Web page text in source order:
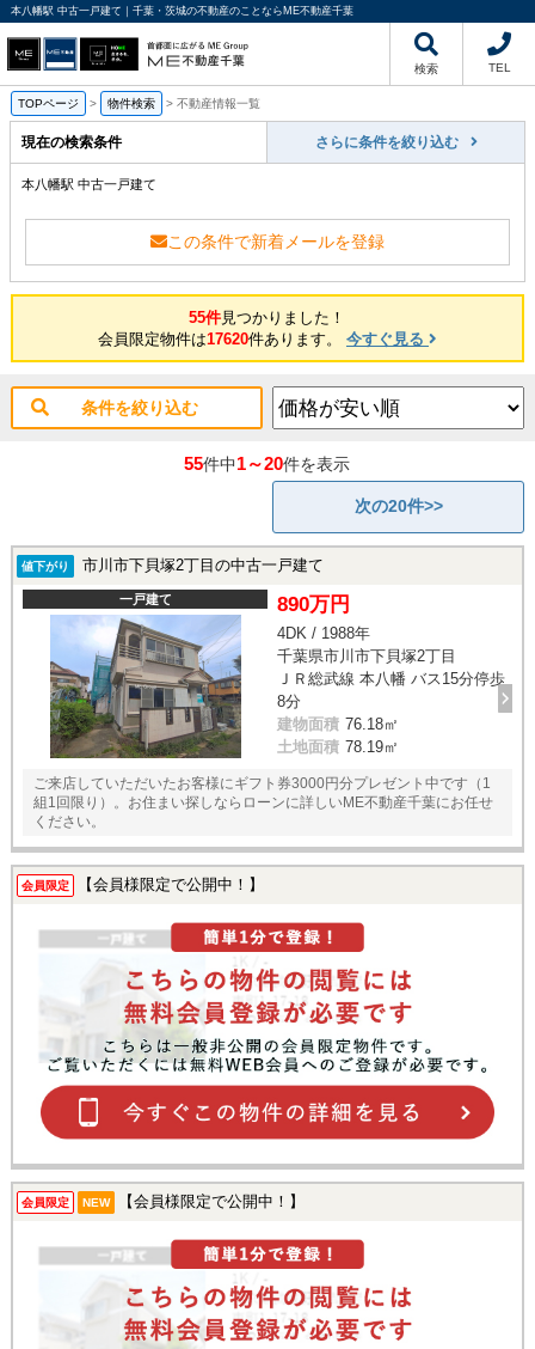
本八幡駅 中古一戸建て｜千葉・茨城の不動産のことならME不動産千葉
検索 TEL
TOPページ > 物件検索 > 不動産情報一覧
現在の検索条件 さらに条件を絞り込む
本八幡駅 中古一戸建て
この条件で新着メールを登録
55件見つかりました！
会員限定物件は17620件あります。 今すぐ見る
条件を絞り込む
55件中1～20件を表示
次の20件>>
値下がり 市川市下貝塚2丁目の中古一戸建て
一戸建て 890万円
4DK / 1988年
千葉県市川市下貝塚2丁目
ＪＲ総武線 本八幡 バス15分停歩
8分
建物面積 76.18㎡
土地面積 78.19㎡
ご来店していただいたお客様にギフト券3000円分プレゼント中です（1
組1回限り）。お住まい探しならローンに詳しいME不動産千葉にお任せ
ください。
会員限定 【会員様限定で公開中！】
会員限定 NEW 【会員様限定で公開中！】